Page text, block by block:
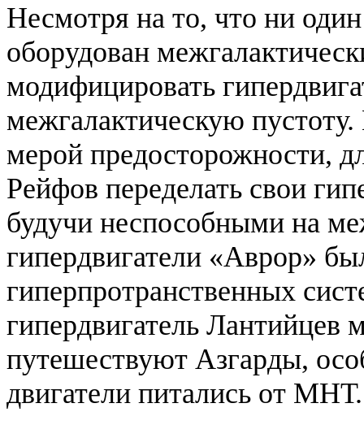
Несмотря на то, что ни
оборудован
модифицировать
межгалактическую
мерой предосторожности,
Рейфов переделать свои
будучи неспособными на
гипердвигатели «Аврор»
гиперпротранственных
гипердвигатель Лантийцев
путешествуют Азгарды,
двигатели питались от МНТ.